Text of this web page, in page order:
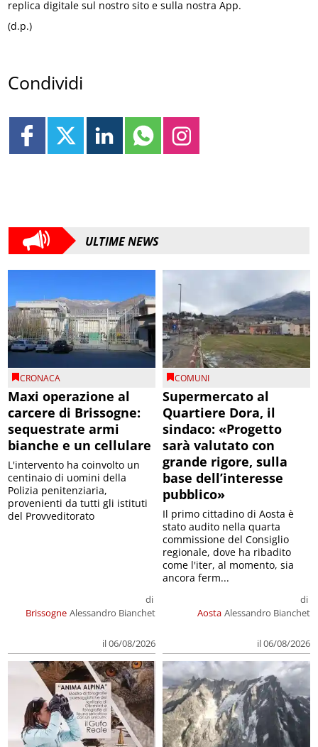
replica digitale sul nostro sito e sulla nostra App.
(d.p.)
Condividi
Maxi operazione al
carcere di Brissogne:
sequestrate armi
bianche e un cellulare
Alessandro Bianchet
L'intervento ha coinvolto un
centinaio di uomini della
Polizia penitenziaria,
provenienti da tutti gli istituti
del Provveditorato
COMUNI
Supermercato al
Quartiere Dora, il
sindaco: «Progetto
sarà valutato con
grande rigore, sulla
base dell’interesse
pubblico»
Alessandro Bianchet
Il primo cittadino di Aosta è
stato audito nella quarta
commissione del Consiglio
regionale, dove ha ribadito
come l'iter, al momento, sia
ancora ferm...